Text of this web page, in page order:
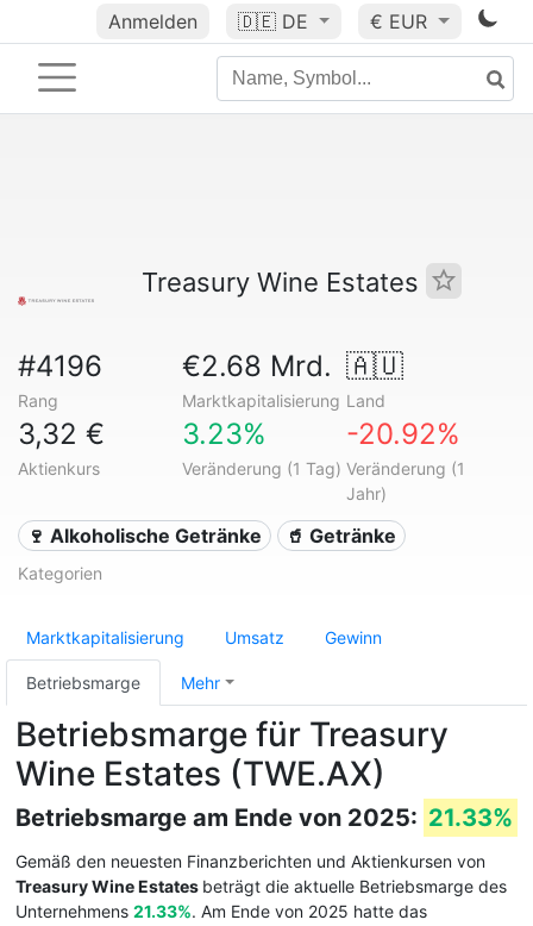
Anmelden 🇩🇪 DE € EUR
Treasury Wine Estates
#4196
Rang
€2.68 Mrd.
Marktkapitalisierung
🇦🇺
Land
3,32 €
Aktienkurs
3.23%
Veränderung (1 Tag)
-20.92%
Veränderung (1
Jahr)
🍷 Alkoholische Getränke 🥤 Getränke
Kategorien
Marktkapitalisierung Umsatz Gewinn
Betriebsmarge Mehr
Betriebsmarge für Treasury
Wine Estates (TWE.AX)
Betriebsmarge am Ende von 2025: 21.33%
Gemäß den neuesten Finanzberichten und Aktienkursen von
Treasury Wine Estates beträgt die aktuelle Betriebsmarge des
Unternehmens 21.33%. Am Ende von 2025 hatte das